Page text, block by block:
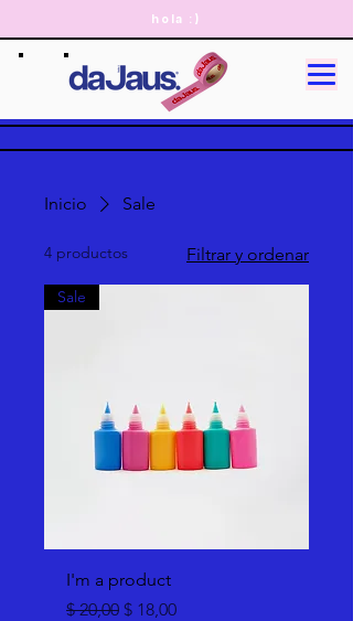
hola :)
Inicio Sale
4 productos Filtrar y ordenar
Sale
I'm a product
Precio
$ 20,00 Precio de oferta
$ 18,00